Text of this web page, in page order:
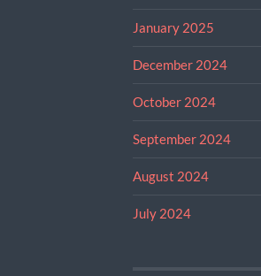
January 2025
December 2024
October 2024
September 2024
August 2024
July 2024